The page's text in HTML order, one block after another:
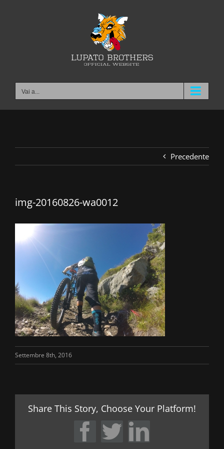
Vai a...
Precedente
img-20160826-wa0012
Settembre 8th, 2016
Share This Story, Choose Your Platform!
Facebook
TwitterLinkedIn